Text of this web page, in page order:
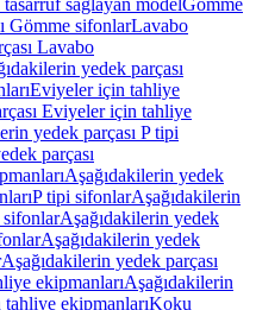
sağlayan modelGömme
Gömme sifonlarLavabo
Lavabo
yedek parçası
Eviyeler için tahliye
Eviyeler için tahliye
yedek parçası P tipi
parçası
Aşağıdakilerin yedek
P tipi sifonlarAşağıdakilerin
Aşağıdakilerin yedek
Aşağıdakilerin yedek
Aşağıdakilerin yedek parçası
ekipmanlarıAşağıdakilerin
ekipmanlarıKoku